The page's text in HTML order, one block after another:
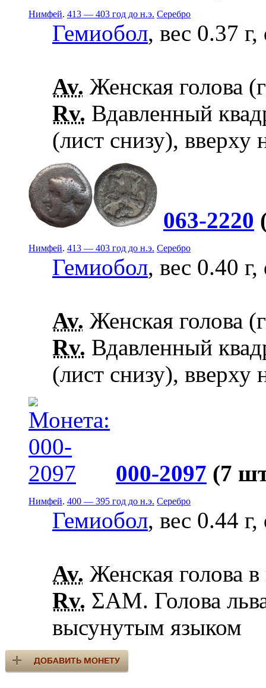
Нимфей. 413 — 403 год до н.э. Серебро
Гемиобол, вес 0.37
Av. Женская голова
Rv. Вдавленный
(лист снизу), вверху
063-2220
Нимфей. 413 — 403 год до н.э. Серебро
Гемиобол, вес 0.40
Av. Женская голова
Rv. Вдавленный
(лист снизу), вверху
000-2097 (7
Нимфей. 400 — 395 год до н.э. Серебро
Гемиобол, вес 0.44
Av. Женская голова
Rv. ΣΑМ. Голова
высунутым языком